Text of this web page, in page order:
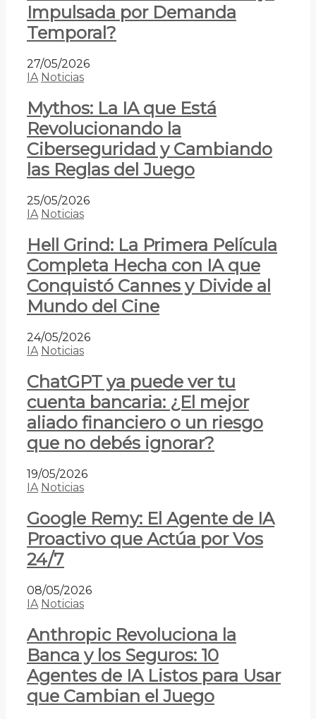
Impulsada por Demanda
Temporal?
27/05/2026
IA Noticias
Mythos: La IA que Está
Revolucionando la
Ciberseguridad y Cambiando
las Reglas del Juego
25/05/2026
IA Noticias
Hell Grind: La Primera Película
Completa Hecha con IA que
Conquistó Cannes y Divide al
Mundo del Cine
24/05/2026
IA Noticias
ChatGPT ya puede ver tu
cuenta bancaria: ¿El mejor
aliado financiero o un riesgo
que no debés ignorar?
19/05/2026
IA Noticias
Google Remy: El Agente de IA
Proactivo que Actúa por Vos
24/7
08/05/2026
IA Noticias
Anthropic Revoluciona la
Banca y los Seguros: 10
Agentes de IA Listos para Usar
que Cambian el Juego